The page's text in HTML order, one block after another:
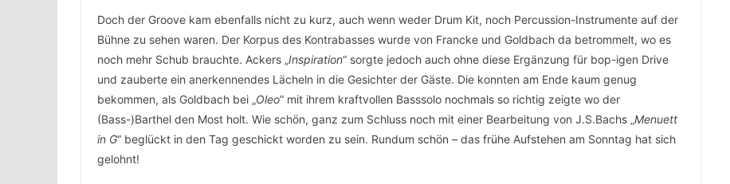
Doch der Groove kam ebenfalls nicht zu kurz, auch wenn weder Drum Kit, noch Percussion-Instrumente auf der
Bühne zu sehen waren. Der Korpus des Kontrabasses wurde von Francke und Goldbach da betrommelt, wo es
noch mehr Schub brauchte. Ackers „Inspiration“ sorgte jedoch auch ohne diese Ergänzung für bop-igen Drive
und zauberte ein anerkennendes Lächeln in die Gesichter der Gäste. Die konnten am Ende kaum genug
bekommen, als Goldbach bei „Oleo“ mit ihrem kraftvollen Basssolo nochmals so richtig zeigte wo der
(Bass-)Barthel den Most holt. Wie schön, ganz zum Schluss noch mit einer Bearbeitung von J.S.Bachs „Menuett
in G“ beglückt in den Tag geschickt worden zu sein. Rundum schön – das frühe Aufstehen am Sonntag hat sich
gelohnt!